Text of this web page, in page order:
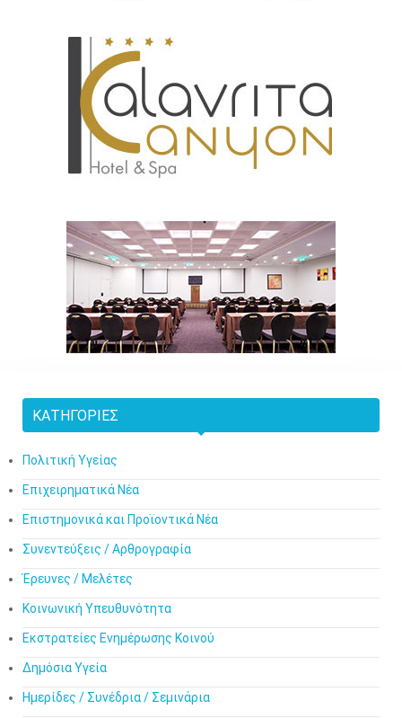
ΚΑΤΗΓΟΡΊΕΣ
Πολιτική Υγείας
Επιχειρηματικά Νέα
Επιστημονικά και Προϊοντικά Νέα
Συνεντεύξεις / Αρθρογραφία
Έρευνες / Μελέτες
Κοινωνική Υπευθυνότητα
Εκστρατείες Ενημέρωσης Κοινού
Δημόσια Υγεία
Ημερίδες / Συνέδρια / Σεμινάρια